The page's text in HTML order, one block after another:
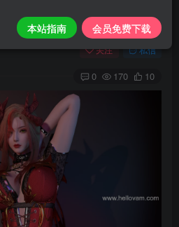
关注 私信
0 170 10
本站指南 会员免费下载